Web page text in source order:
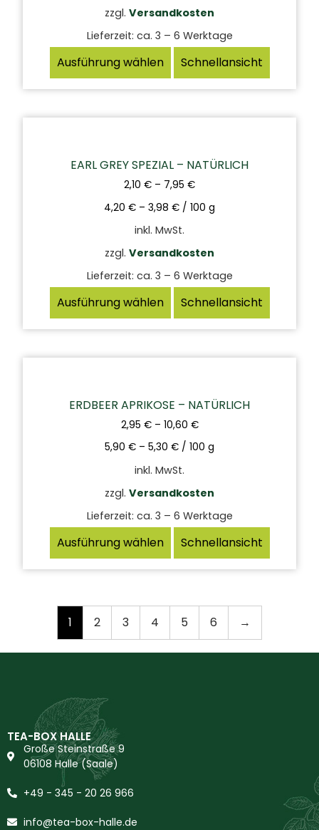
zzgl. Versandkosten
Lieferzeit: ca. 3 – 6 Werktage
Ausführung wählen Schnellansicht
EARL GREY SPEZIAL – NATÜRLICH
2,10 € – 7,95 €
4,20 € – 3,98 € / 100 g
inkl. MwSt.
zzgl. Versandkosten
Lieferzeit: ca. 3 – 6 Werktage
Ausführung wählen Schnellansicht
ERDBEER APRIKOSE – NATÜRLICH
2,95 €– 10,60 €
5,90 € – 5,30 € / 100 g
inkl. MwSt.
zzgl. Versandkosten
Lieferzeit: ca. 3 – 6 Werktage
Ausführung wählen Schnellansicht
1 2 3 4 5 6 →
TEA-BOX HALLE
Große Steinstraße 9
06108 Halle (Saale)
+49 - 345 - 20 26 966
info@tea-box-halle.de